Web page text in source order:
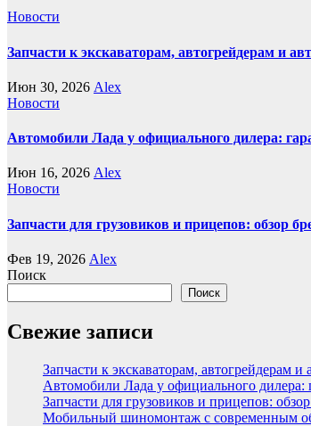
Новости
Запчасти к экскаваторам, автогрейдерам и
Июн 30, 2026 Alex
Новости
Автомобили Лада у официального дилера:
Июн 16, 2026 Alex
Новости
Запчасти для грузовиков и прицепов: обзор
Фев 19, 2026 Alex
Поиск
Поиск
Свежие записи
Запчасти к экскаваторам, автогрейдерам
Автомобили Лада у официального дилера:
Запчасти для грузовиков и прицепов:
Мобильный шиномонтаж с современным